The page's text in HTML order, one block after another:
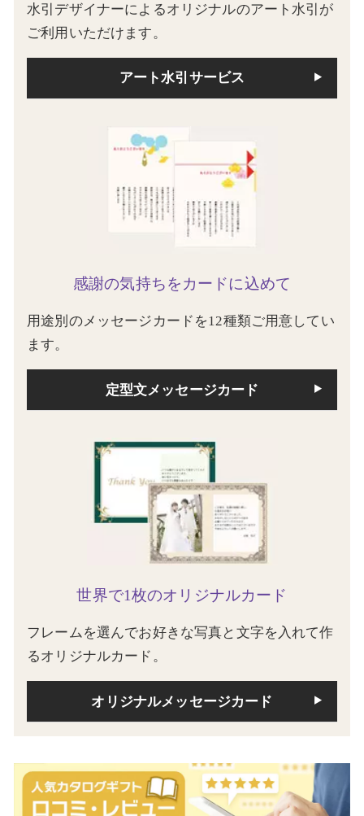
水引デザイナーによるオリジナルのアート水引が
ご利用いただけます。
アート水引サービス
感謝の気持ちをカードに込めて
用途別のメッセージカードを12種類ご用意してい
ます。
定型文メッセージカード
世界で1枚のオリジナルカード
フレームを選んでお好きな写真と文字を入れて作
るオリジナルカード。
オリジナルメッセージカード